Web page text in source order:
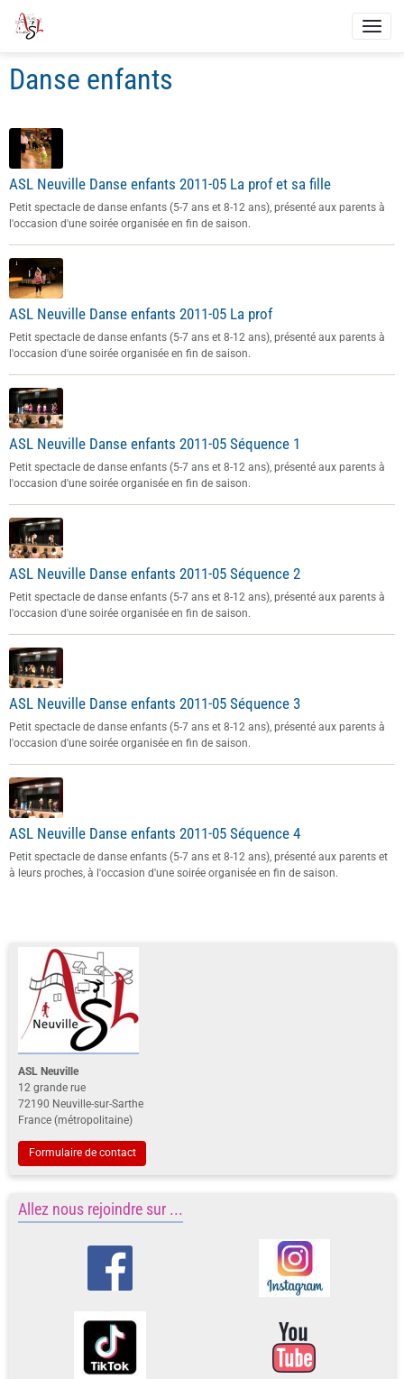
Danse enfants
ASL Neuville Danse enfants 2011-05 La prof et sa fille
Petit spectacle de danse enfants (5-7 ans et 8-12 ans), présenté aux parents à
l'occasion d'une soirée organisée en fin de saison.
ASL Neuville Danse enfants 2011-05 La prof
Petit spectacle de danse enfants (5-7 ans et 8-12 ans), présenté aux parents à
l'occasion d'une soirée organisée en fin de saison.
ASL Neuville Danse enfants 2011-05 Séquence 1
Petit spectacle de danse enfants (5-7 ans et 8-12 ans), présenté aux parents à
l'occasion d'une soirée organisée en fin de saison.
ASL Neuville Danse enfants 2011-05 Séquence 2
Petit spectacle de danse enfants (5-7 ans et 8-12 ans), présenté aux parents à
l'occasion d'une soirée organisée en fin de saison.
ASL Neuville Danse enfants 2011-05 Séquence 3
Petit spectacle de danse enfants (5-7 ans et 8-12 ans), présenté aux parents à
l'occasion d'une soirée organisée en fin de saison.
ASL Neuville Danse enfants 2011-05 Séquence 4
Petit spectacle de danse enfants (5-7 ans et 8-12 ans), présenté aux parents et
à leurs proches, à l'occasion d'une soirée organisée en fin de saison.
ASL Neuville
12 grande rue
72190 Neuville-sur-Sarthe
France (métropolitaine)
Formulaire de contact
Allez nous rejoindre sur ...